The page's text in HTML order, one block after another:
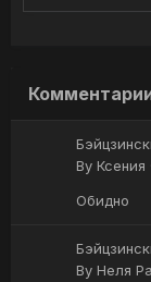
By Ксения
Обидно
By Неля